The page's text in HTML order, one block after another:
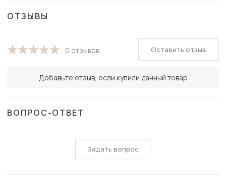
ОТЗЫВЫ
0 отзывов
Добавьте отзыв, если купили данный товар
Оставить отзыв
ВОПРОС-ОТВЕТ
Задать вопрос